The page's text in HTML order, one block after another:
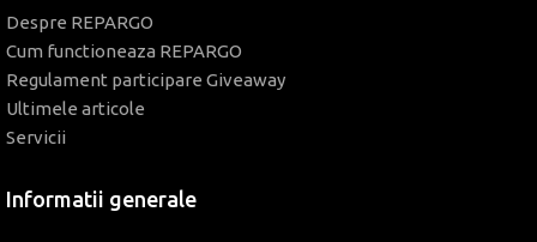
Despre REPARGO
Cum functioneaza REPARGO
Regulament participare Giveaway
Ultimele articole
Servicii
Informatii generale